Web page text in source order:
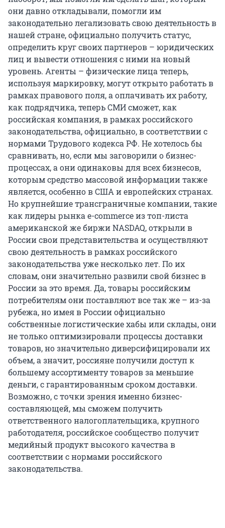
они давно откладывали, помогли им
законодательно легализовать свою деятельность в
нашей стране, официально получить статус,
определить круг своих партнеров – юридических
лиц и вывести отношения с ними на новый
уровень. Агенты – физические лица теперь,
используя маркировку, могут открыто работать в
рамках правового поля, а оплачивать их работу,
как подрядчика, теперь СМИ сможет, как
российская компания, в рамках российского
законодательства, официально, в соответствии с
нормами Трудового кодекса РФ. Не хотелось бы
сравнивать, но, если мы заговорили о бизнес-
процессах, а они одинаковы для всех бизнесов,
которым средство массовой информации также
является, особенно в США и европейских странах.
Но крупнейшие трансграничные компании, такие
как лидеры рынка e-commerce из топ-листа
американской же биржи NASDAQ, открыли в
России свои представительства и осуществляют
свою деятельность в рамках российского
законодательства уже несколько лет. По их
словам, они значительно развили свой бизнес в
России за это время. Да, товары российским
потребителям они поставляют все так же – из-за
рубежа, но имея в России официально
собственные логистические хабы или склады, они
не только оптимизировали процессы доставки
товаров, но значительно диверсифицировали их
объем, а значит, россияне получили доступ к
большему ассортименту товаров за меньшие
деньги, с гарантированным сроком доставки.
Возможно, с точки зрения именно бизнес-
составляющей, мы сможем получить
ответственного налогоплательщика, крупного
работодателя, российское сообщество получит
медийный продукт высокого качества в
соответствии с нормами российского
законодательства.